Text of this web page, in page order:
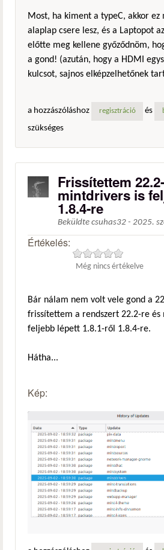
Most, ha kiment a typeC, akkor ez
alaplap csere lesz, és a Laptopot
előtte meg kellene győződnöm,
a gond! (azután, hogy a HDMI
kulcsot, sajnos elképzelhetőnek
a hozzászóláshoz regisztráció és
szükséges
Frissítettem
mintdrivers is
1.8.4-re
Beküldte csuhas32 - 2025.
Értékelés:
Még nincs értékelve
Bár nálam nem volt vele gond a
frissítettem a rendszert 22.2-re és
feljebb lépett 1.8.1-ről 1.8.4-re.
Hátha...
Kép: